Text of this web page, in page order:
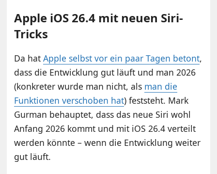
Apple iOS 26.4 mit neuen Siri-
Tricks
Da hatApple selbst vor ein paar Tagen betont,
dass die Entwicklung gut läuft und man 2026
(konkreter wurde man nicht, als man die
Funktionen verschoben hat) feststeht. Mark
Gurman behauptet, dass das neue Siri wohl
Anfang 2026 kommt und mit iOS 26.4 verteilt
werden könnte – wenn die Entwicklung weiter
gut läuft.